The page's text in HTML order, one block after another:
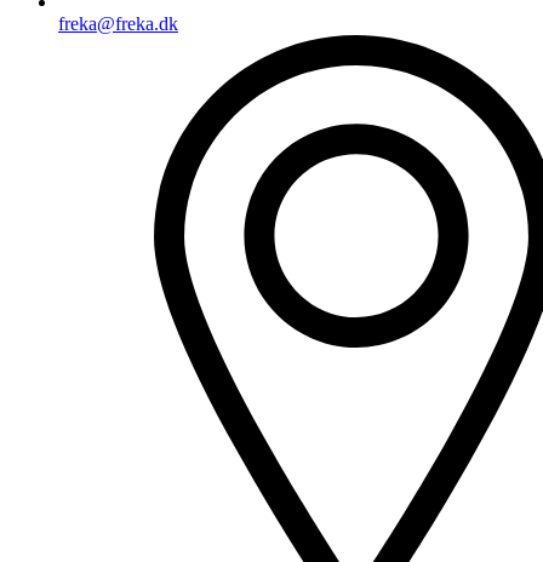
freka@freka.dk